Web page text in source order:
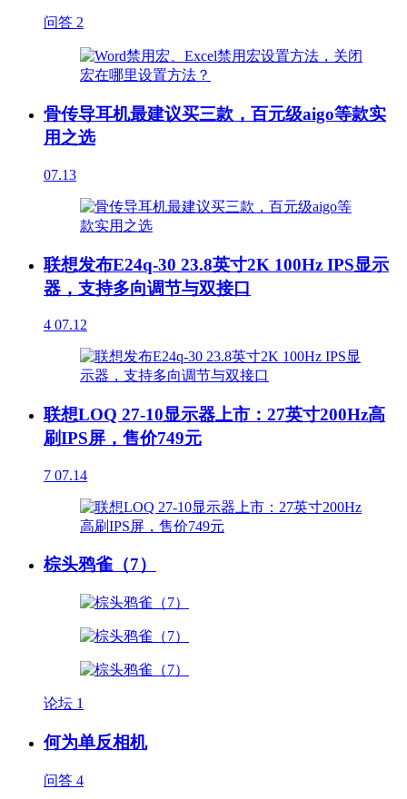
问答 2
骨传导耳机最建议买三款，百元级aigo等款实
用之选
07.13
联想发布E24q-30 23.8英寸2K 100Hz IPS显示
器，支持多向调节与双接口
4 07.12
联想LOQ 27-10显示器上市：27英寸200Hz高
刷IPS屏，售价749元
7 07.14
棕头鸦雀（7）
论坛 1
何为单反相机
问答 4